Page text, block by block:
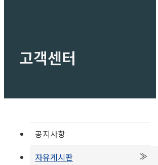
고객센터
공지사항
자유게시판